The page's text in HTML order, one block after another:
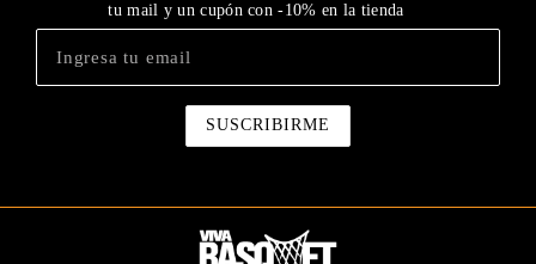
tu mail y un cupón con -10% en la tienda